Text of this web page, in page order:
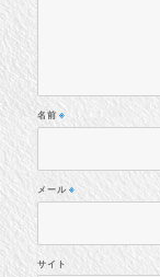
名前※
メール ※
サイト